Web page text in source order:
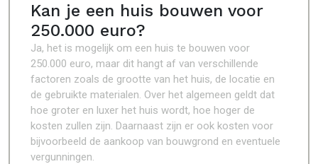
Kan je een huis bouwen voor
250.000 euro?
Ja, het is mogelijk om een huis te bouwen voor
250.000 euro, maar dit hangt af van verschillende
factoren zoals de grootte van het huis, de locatie en
de gebruikte materialen. Over het algemeen geldt dat
hoe groter en luxer het huis wordt, hoe hoger de
kosten zullen zijn. Daarnaast zijn er ook kosten voor
bijvoorbeeld de aankoop van bouwgrond en eventuele
vergunningen.